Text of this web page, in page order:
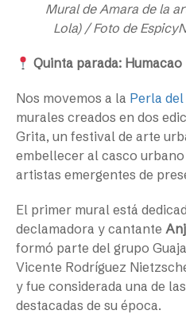
Mural de Amara de la
Lola) / Foto de
Quinta parada: Humacao
Nos movemos a la Perla del
murales creados en dos
Grita, un festival de arte
embellecer al casco
artistas emergentes de
El primer mural está
declamadora y cantante
formó parte del grupo
Vicente Rodríguez
y fue considerada una de
destacadas de su época.